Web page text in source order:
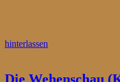
hinterlassen